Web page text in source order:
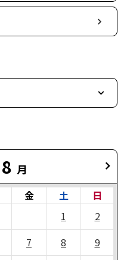
8 月
金 土
日
1
2
7 8
9